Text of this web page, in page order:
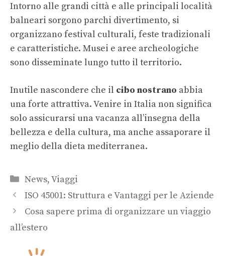
Intorno alle grandi città e alle principali località
balneari sorgono parchi divertimento, si
organizzano festival culturali, feste tradizionali
e caratteristiche. Musei e aree archeologiche
sono disseminate lungo tutto il territorio.
Inutile nascondere che il cibo nostrano abbia
una forte attrattiva. Venire in Italia non significa
solo assicurarsi una vacanza all’insegna della
bellezza e della cultura, ma anche assaporare il
meglio della dieta mediterranea.
Categorie
News,Viaggi
ISO 45001: Struttura e Vantaggi per le Aziende
Cosa sapere prima di organizzare un viaggio
all’estero